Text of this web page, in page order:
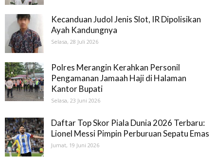
Kecanduan Judol Jenis Slot, IR Dipolisikan
Ayah Kandungnya
Selasa, 28 Juli 2026
Polres Merangin Kerahkan Personil
Pengamanan Jamaah Haji di Halaman
Kantor Bupati
Selasa, 23 Juni 2026
Daftar Top Skor Piala Dunia 2026 Terbaru:
Lionel Messi Pimpin Perburuan Sepatu Emas
Jumat, 19 Juni 2026